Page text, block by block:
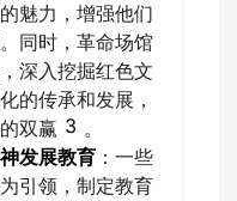
魅力，增强他们
同时，革命场馆
深入挖掘红色文
的传承和发展，
双赢 3 。
发展教育 ：一些
引领，制定教育